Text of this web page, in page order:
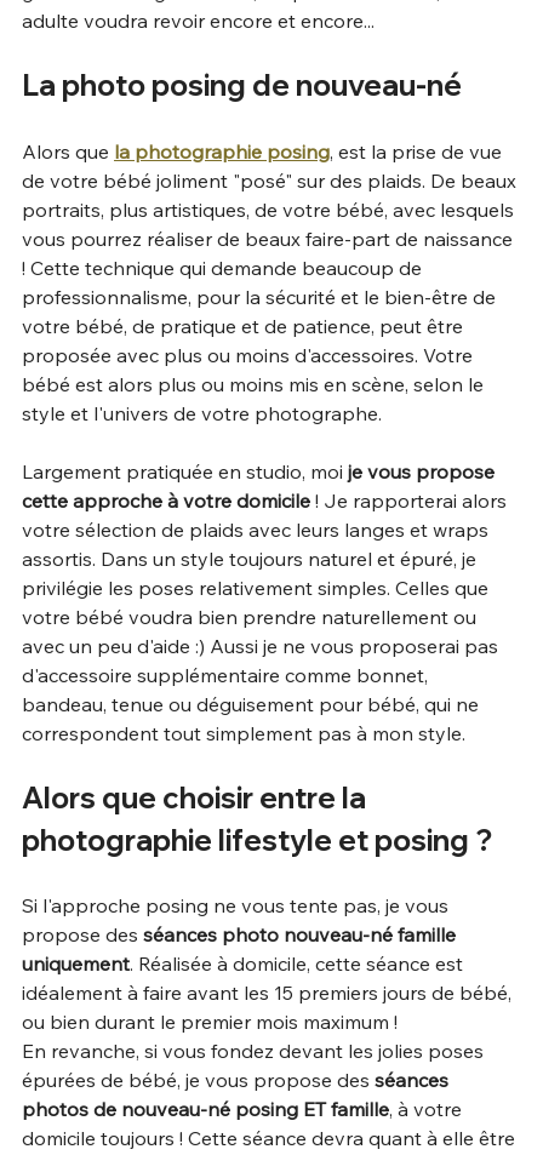
adulte voudra revoir encore et encore...
La photo posing de nouveau-né
Alors que la photographie posing, est la prise de vue
de votre bébé joliment "posé" sur des plaids. De beaux
portraits, plus artistiques, de votre bébé, avec lesquels
vous pourrez réaliser de beaux faire-part de naissance
! Cette technique qui demande beaucoup de
professionnalisme, pour la sécurité et le bien-être de
votre bébé, de pratique et de patience, peut être
proposée avec plus ou moins d'accessoires. Votre
bébé est alors plus ou moins mis en scène, selon le
style et l'univers de votre photographe.
Largement pratiquée en studio, moi je vous propose
cette approche à votre domicile ! Je rapporterai alors
votre sélection de plaids avec leurs langes et wraps
assortis. Dans un style toujours naturel et épuré, je
privilégie les poses relativement simples. Celles que
votre bébé voudra bien prendre naturellement ou
avec un peu d'aide :) Aussi je ne vous proposerai pas
d'accessoire supplémentaire comme bonnet,
bandeau, tenue ou déguisement pour bébé, qui ne
correspondent tout simplement pas à mon style.
Alors que choisir entre la
photographie lifestyle et posing ?
Si l'approche posing ne vous tente pas, je vous
propose des séances photo nouveau-né famille
uniquement. Réalisée à domicile, cette séance est
idéalement à faire avant les 15 premiers jours de bébé,
ou bien durant le premier mois maximum !
En revanche, si vous fondez devant les jolies poses
épurées de bébé, je vous propose des séances
photos de nouveau-né posing ET famille, à votre
domicile toujours ! Cette séance devra quant à elle être